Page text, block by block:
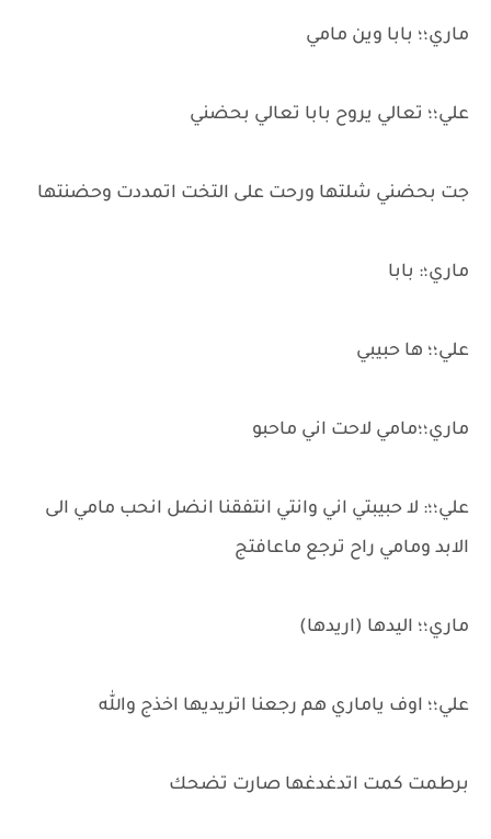
ماري؛؛ بابا وين مامي
علي؛؛ تعالي يروح بابا تعالي بحضني
جت بحضني شلتها ورحت على التخت اتمددت وحضنتها
ماري؛: بابا
علي؛؛ ها حبيبي
ماري؛؛مامي لاحت اني ماحبو
علي؛؛: لا حبيبتي اني وانتي انتفقنا انضل انحب مامي الى
الابد ومامي راح ترجع ماعافتج
ماري؛؛ اليدها (اريدها)
علي؛؛ اوف ياماري هم رجعنا اتريديها اخذج والله
برطمت كمت اتدغدغها صارت تضحك